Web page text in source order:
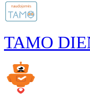
TAMO